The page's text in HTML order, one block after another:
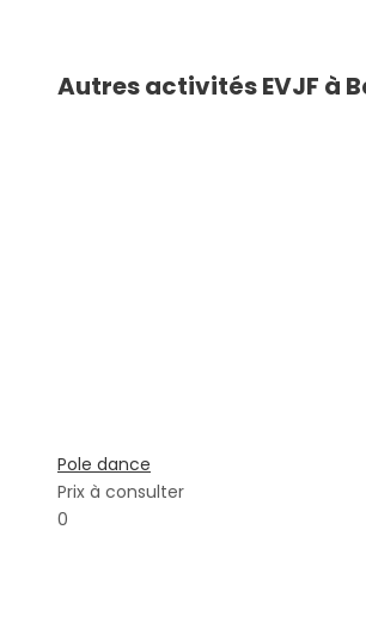
Autres activités EVJF à
Pole dance
Prix à consulter
0